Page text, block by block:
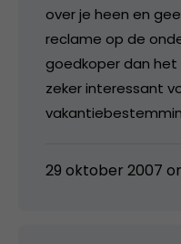
over je heen en
reclame op de
goedkoper dan
zeker interessant
29 oktober 2007